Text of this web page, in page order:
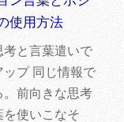
使用方法
考と言葉遣いで
プ 同じ情報で
。前向きな思考
使いこなそ